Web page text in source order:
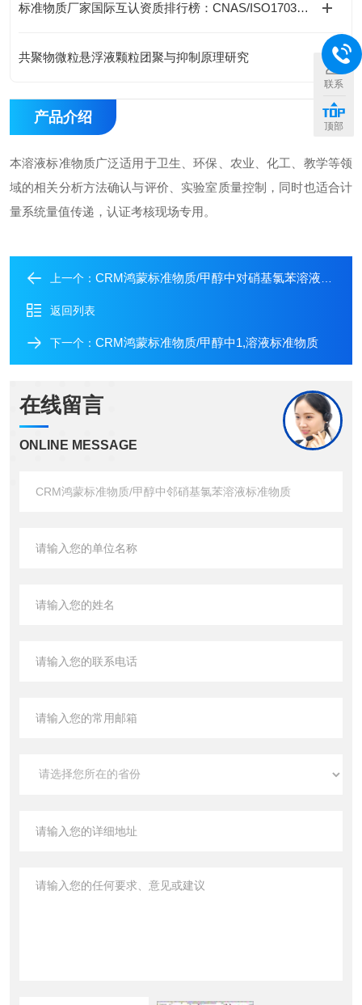
标准物质厂家国际互认资质排行榜：CNAS/ISO17034认证企业全览，谁具备出口实力？
共聚物微粒悬浮液颗粒团聚与抑制原理研究
产品介绍
本溶液标准物质广泛适用于卫生、环保、农业、化工、教学等领
域的相关分析方法确认与评价、实验室质量控制，同时也适合计
量系统量值传递，认证考核现场专用。
上一个： CRM鸿蒙标准物质/甲醇中对硝基氯苯溶液标准物质
返回列表
下一个： CRM鸿蒙标准物质/甲醇中1,溶液标准物质
在线留言
ONLINE MESSAGE
联系
顶部